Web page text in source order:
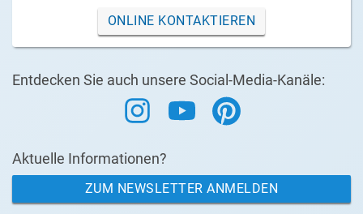
ONLINE KONTAKTIEREN
Entdecken Sie auch unsere Social-Media-Kanäle:
Aktuelle Informationen?
ZUM NEWSLETTER ANMELDEN